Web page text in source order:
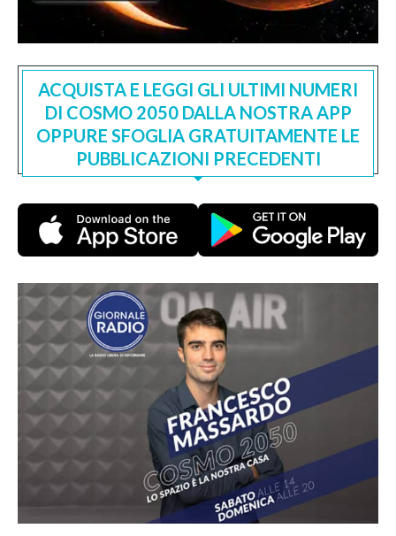
ACQUISTA E LEGGI GLI ULTIMI NUMERI
DI COSMO 2050 DALLA NOSTRA APP
OPPURE SFOGLIA GRATUITAMENTE LE
PUBBLICAZIONI PRECEDENTI